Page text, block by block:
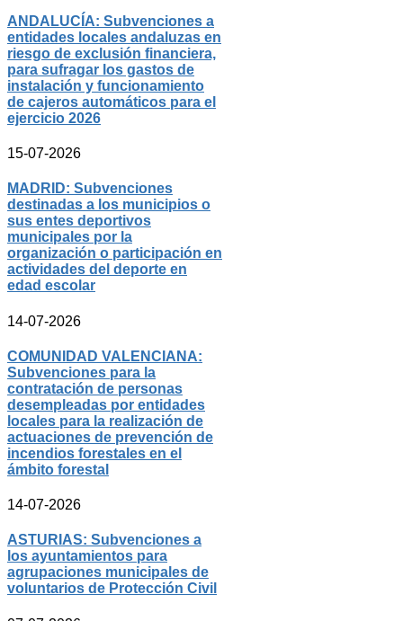
ANDALUCÍA: Subvenciones a
entidades locales andaluzas en
riesgo de exclusión financiera,
para sufragar los gastos de
instalación y funcionamiento
de cajeros automáticos para el
ejercicio 2026
15-07-2026
MADRID: Subvenciones
destinadas a los municipios o
sus entes deportivos
municipales por la
organización o participación en
actividades del deporte en
edad escolar
14-07-2026
COMUNIDAD VALENCIANA:
Subvenciones para la
contratación de personas
desempleadas por entidades
locales para la realización de
actuaciones de prevención de
incendios forestales en el
ámbito forestal
14-07-2026
ASTURIAS: Subvenciones a
los ayuntamientos para
agrupaciones municipales de
voluntarios de Protección Civil